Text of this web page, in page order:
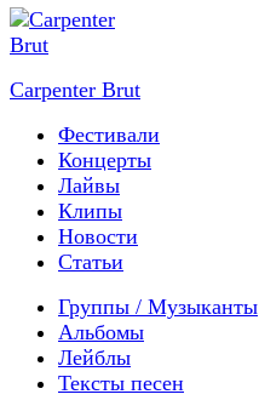
Carpenter Brut
Фестивали
Концерты
Лайвы
Клипы
Новости
Статьи
Группы / Музыканты
Альбомы
Лейблы
Тексты песен